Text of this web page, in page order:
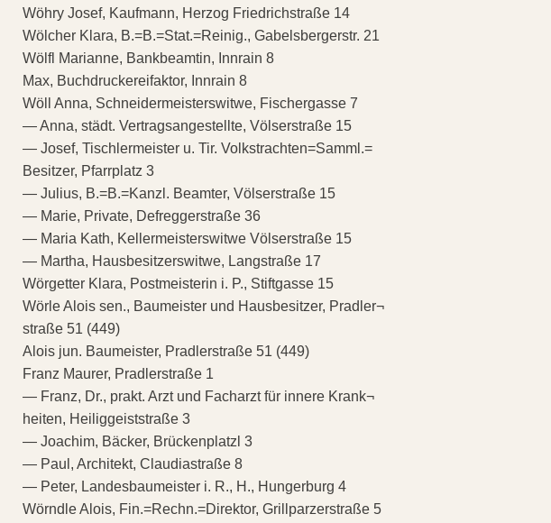
Wöhry Josef, Kaufmann, Herzog Friedrichstraße 14
Wölcher Klara, B.=B.=Stat.=Reinig., Gabelsbergerstr. 21
Wölfl Marianne, Bankbeamtin, Innrain 8
Max, Buchdruckereifaktor, Innrain 8
Wöll Anna, Schneidermeisterswitwe, Fischergasse 7
— Anna, städt. Vertragsangestellte, Völserstraße 15
— Josef, Tischlermeister u. Tir. Volkstrachten=Samml.=
Besitzer, Pfarrplatz 3
— Julius, B.=B.=Kanzl. Beamter, Völserstraße 15
— Marie, Private, Defreggerstraße 36
— Maria Kath, Kellermeisterswitwe Völserstraße 15
— Martha, Hausbesitzerswitwe, Langstraße 17
Wörgetter Klara, Postmeisterin i. P., Stiftgasse 15
Wörle Alois sen., Baumeister und Hausbesitzer, Pradler¬
straße 51 (449)
Alois jun. Baumeister, Pradlerstraße 51 (449)
Franz Maurer, Pradlerstraße 1
— Franz, Dr., prakt. Arzt und Facharzt für innere Krank¬
heiten, Heiliggeiststraße 3
— Joachim, Bäcker, Brückenplatzl 3
— Paul, Architekt, Claudiastraße 8
— Peter, Landesbaumeister i. R., H., Hungerburg 4
Wörndle Alois, Fin.=Rechn.=Direktor, Grillparzerstraße 5